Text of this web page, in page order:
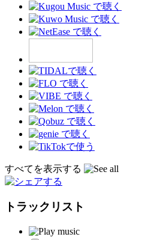
すべてを表示する
トラックリスト